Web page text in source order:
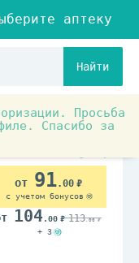
Найти
Просьба
Спасибо за
Мир Ароматов
91.00
с учетом бонусов
104.00 113.00
+ 3